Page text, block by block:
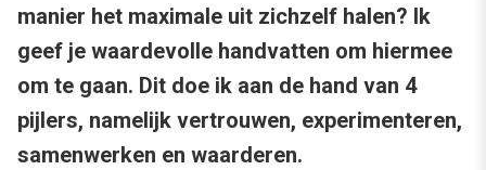
manier het maximale uit zichzelf halen? Ik
geef je waardevolle handvatten om hiermee
om te gaan. Dit doe ik aan de hand van 4
pijlers, namelijk vertrouwen, experimenteren,
samenwerken en waarderen.